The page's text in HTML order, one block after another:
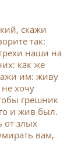
скажи
так:
наши на
как же
им: живу
хочу
грешник
и жив был.
от злых
вам,